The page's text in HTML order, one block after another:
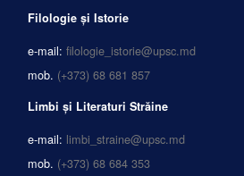
Filologie și Istorie
e-mail: filologie_istorie@upsc.md
mob. (+373) 68 681 857
Limbi și Literaturi Străine
e-mail: limbi_straine@upsc.md
mob. (+373) 68 684 353